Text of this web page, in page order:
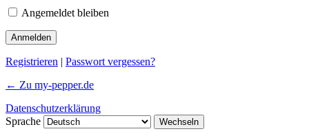
Angemeldet bleiben
Registrieren | Passwort vergessen?
← Zu my-pepper.de
Datenschutzerklärung
Sprache